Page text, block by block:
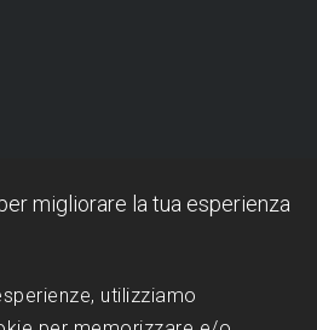
migliorare la tua esperienza
utilizziamo